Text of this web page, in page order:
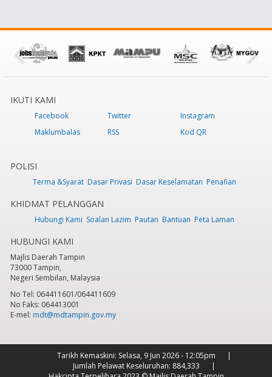
IKUTI KAMI
Facebook Twitter
Instagram
Maklumbalas
RSS Kod QR
POLISI
Terma &Syarat Dasar Privasi Dasar Keselamatan Penafian
KHIDMAT PELANGGAN
Hubungi Kami Soalan Lazim Pautan Bantuan Peta Laman
HUBUNGI KAMI
Majlis Daerah Tampin
73000 Tampin,
Negeri Sembilan, Malaysia
No Tel: 064411601/064411609
No Faks: 064413001
E-mel: mdt@mdtampin.gov.my
Tarikh Kemaskini: Selasa, 9 Jun 2026 - 12:05pm
Jumlah Pelawat Keseluruhan: 884,333